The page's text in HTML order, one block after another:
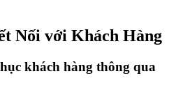
Nối với Khách Hàng
khách hàng thông qua